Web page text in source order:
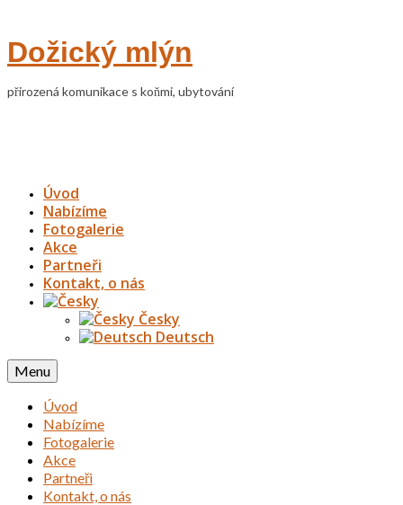
Dožický mlýn
přirozená komunikace s koňmi, ubytování
Úvod
Nabízíme
Fotogalerie
Akce
Partneři
Kontakt, o nás
Česky
Deutsch
Menu
Úvod
Nabízíme
Fotogalerie
Akce
Partneři
Kontakt, o nás